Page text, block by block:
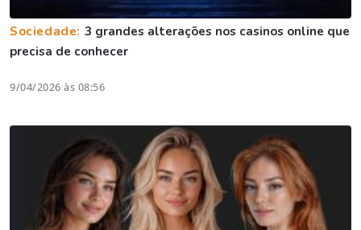
Sociedade: 3 grandes alterações nos casinos online que
precisa de conhecer
9/04/2026 às 08:56